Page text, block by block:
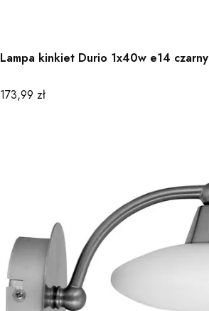
Lampa kinkiet Durio 1x40w e14 czarny
Cena
173,99 zł